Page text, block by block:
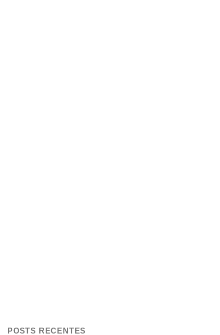
POSTS RECENTES